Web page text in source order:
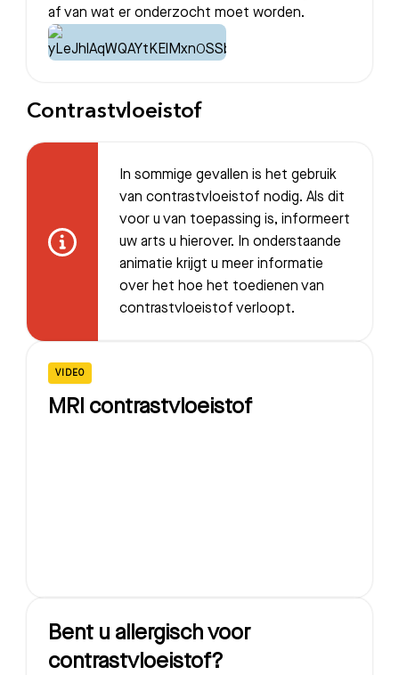
Bezoektijden
af van wat er onderzocht moet worden.
Contrastvloeistof
In sommige gevallen is het gebruik
van contrastvloeistof nodig. Als dit
voor u van toepassing is, informeert
uw arts u hierover. In onderstaande
animatie krijgt u meer informatie
over het hoe het toedienen van
contrastvloeistof verloopt.
VIDEO
MRI contrastvloeistof
Bent u allergisch voor
contrastvloeistof?